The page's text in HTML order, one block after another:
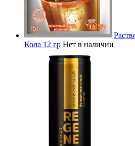
Кола 12 гр Нет в наличии